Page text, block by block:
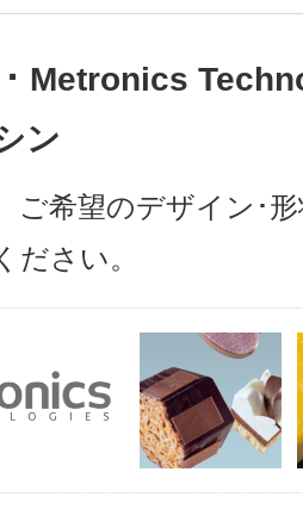
Metronics
ン
ご希望のデザイン･
ださい。